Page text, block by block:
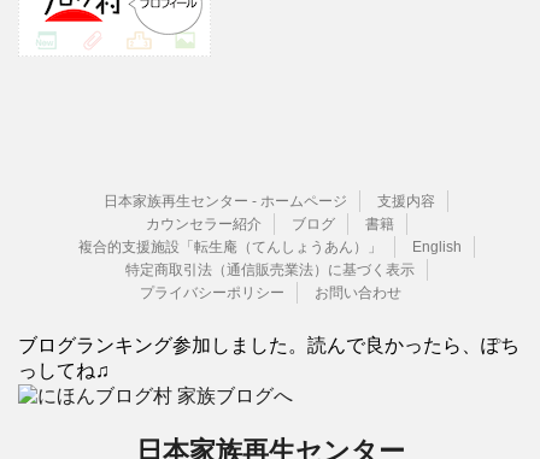
日本家族再生センター - ホームページ
支援内容
カウンセラー紹介
ブログ
書籍
複合的支援施設「転生庵（てんしょうあん）」
English
特定商取引法（通信販売業法）に基づく表示
プライバシーポリシー
お問い合わせ
ブログランキング参加しました。読んで良かったら、ぽち
っしてね♫
日本家族再生センター